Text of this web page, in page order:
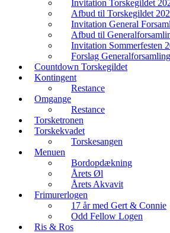
Invitation Torskegildet
Afbud til Torskegildet
Invitation General
Afbud til
Invitation Sommerfesten
Forslag
Countdown Torskegildet
Kontingent
Restance
Omgange
Restance
Torsketronen
Torskekvadet
Torskesangen
Menuen
Bordopdækning
Årets Øl
Årets Akvavit
Frimurerlogen
17 år med Gert & Connie
Odd Fellow Logen
Ris & Ros